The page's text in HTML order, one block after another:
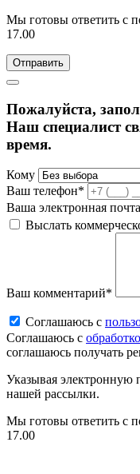
Мы готовы ответить с
17.00
Пожалуйста,
Наш специалист
время.
Кому
Ваш телефон*
Ваша электронная
Выслать
Ваш комментарий*
Соглашаюсь c
Соглашаюсь c
соглашаюсь получать
Указывая электронную
нашей рассылки.
Мы готовы ответить с
17.00